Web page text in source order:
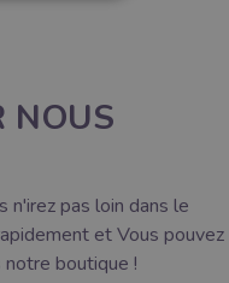
NOUS
n'irez pas loin dans le
et Vous pouvez
boutique !